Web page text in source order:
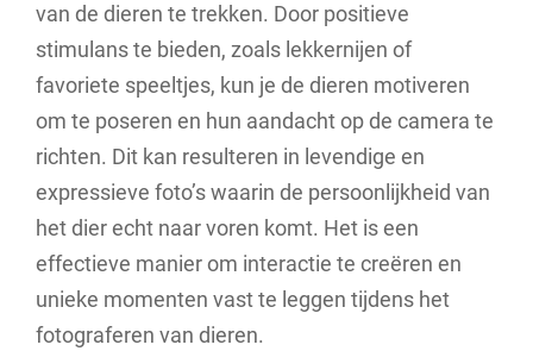
van de dieren te trekken. Door positieve
stimulans te bieden, zoals lekkernijen of
favoriete speeltjes, kun je de dieren motiveren
om te poseren en hun aandacht op de camera te
richten. Dit kan resulteren in levendige en
expressieve foto’s waarin de persoonlijkheid van
het dier echt naar voren komt. Het is een
effectieve manier om interactie te creëren en
unieke momenten vast te leggen tijdens het
fotograferen van dieren.